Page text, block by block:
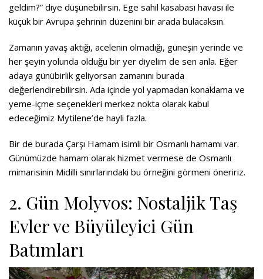
geldim?” diye düşünebilirsin. Ege sahil kasabası havası ile
küçük bir Avrupa şehrinin düzenini bir arada bulacaksın.
Zamanın yavaş aktığı, acelenin olmadığı, güneşin yerinde ve
her şeyin yolunda olduğu bir yer diyelim de sen anla. Eğer
adaya günübirlik geliyorsan zamanını burada
değerlendirebilirsin. Ada içinde yol yapmadan konaklama ve
yeme-içme seçenekleri merkez nokta olarak kabul
edeceğimiz Mytilene’de hayli fazla.
Bir de burada Çarşı Hamam isimli bir Osmanlı hamamı var.
Günümüzde hamam olarak hizmet vermese de Osmanlı
mimarisinin Midilli sınırlarındaki bu örneğini görmeni öneririz.
2. Gün Molyvos: Nostaljik Taş
Evler ve Büyüleyici Gün
Batımları